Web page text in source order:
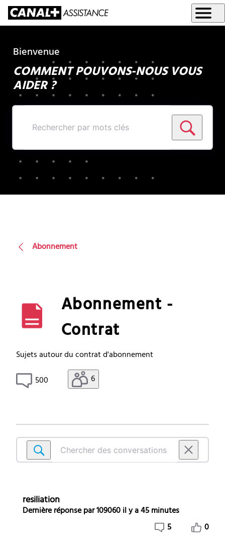
Bienvenue
COMMENT POUVONS-NOUS VOUS
AIDER ?
Rechercher
par
mots
Abonnement
Abonnement -
Contrat
Sujets autour du contrat d'abonnement
500
6
Chercher
dans
Abonnement
resiliation
Dernière réponse par109060 il y a 45 minutes
5
0